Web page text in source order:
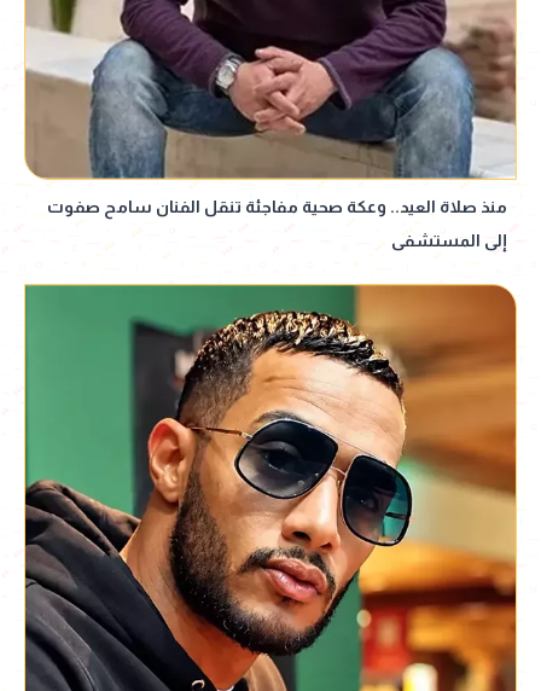
منذ صلاة العيد.. وعكة صحية مفاجئة تنقل الفنان سامح صفوت
إلى المستشفى